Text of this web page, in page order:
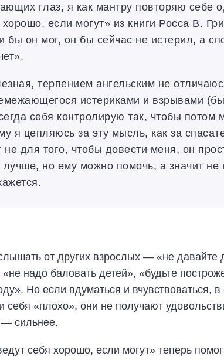
глаз, я как мантру повторяю себе
если могут» из книги Росса В.
бы он мог, он бы сейчас не истерил, а
терпением ангельским не
истериками и взрывами
себя контролирую так, чтобы потом
я цепляюсь за эту мысль, как за
не для того, чтобы довести меня, он
лучше, но ему можно помочь, а значит не
от других взрослых — «не давайте
надо баловать детей», «будьте
Но если вдуматься и вчувствоваться,
себя «плохо», они не получают
— сильнее.
себя хорошо, если могут» теперь